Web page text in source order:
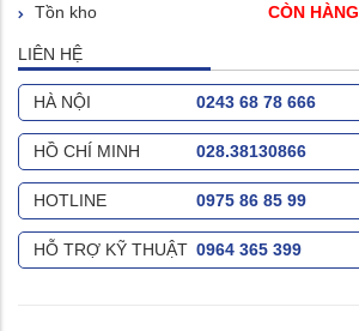
Tồn kho
CÒN HÀNG
LIÊN HỆ
HÀ NỘI 0243 68 78 666
HỒ CHÍ MINH 028.38130866
HOTLINE 0975 86 85 99
HỖ TRỢ KỸ THUẬT 0964 365 399